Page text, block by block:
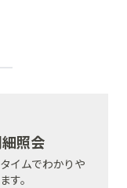
照会
イムでわかりや
す。